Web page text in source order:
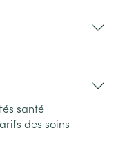
santé
des soins